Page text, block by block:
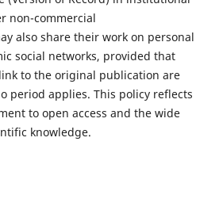
non-commercial
also share their work on personal
social networks, provided that
to the original publication are
period applies. This policy reflects
to open access and the wide
knowledge.